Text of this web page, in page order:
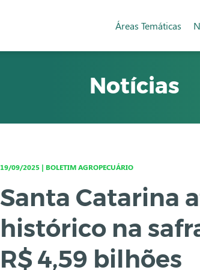
Áreas Temáticas
Notícias
19/09/2025 | BOLETIM AGROPECUÁRIO
Santa Catarina
histórico na
R$ 4,59 bilhões